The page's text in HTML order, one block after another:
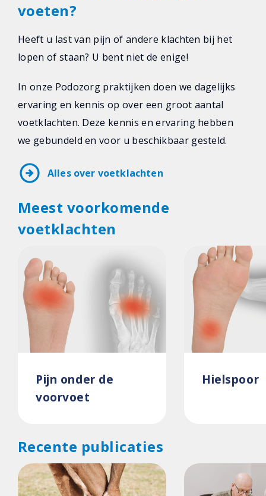
voeten?
Heeft u last van pijn of andere klachten bij het
lopen of staan? U bent niet de enige!
In onze Podozorg praktijken doen we dagelijks
ervaring en kennis op over een groot aantal
voetklachten. Deze kennis en ervaring hebben
we gebundeld en voor u beschikbaar gesteld.
arrow_circle_right Alles over voetklachten
Meest voorkomende
voetklachten
Pijn onder de
voorvoet
Hielspoor
Recente publicaties